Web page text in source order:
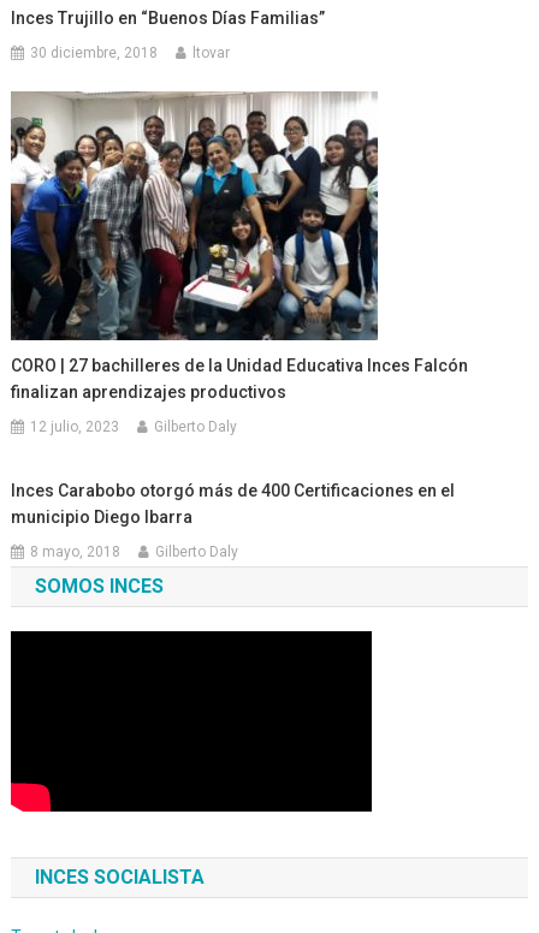
Inces Trujillo en “Buenos Días Familias”
30 diciembre, 2018 ltovar
CORO | 27 bachilleres de la Unidad Educativa Inces Falcón
finalizan aprendizajes productivos
12 julio, 2023 Gilberto Daly
Inces Carabobo otorgó más de 400 Certificaciones en el
municipio Diego Ibarra
8 mayo, 2018 Gilberto Daly
SOMOS INCES
INCES SOCIALISTA